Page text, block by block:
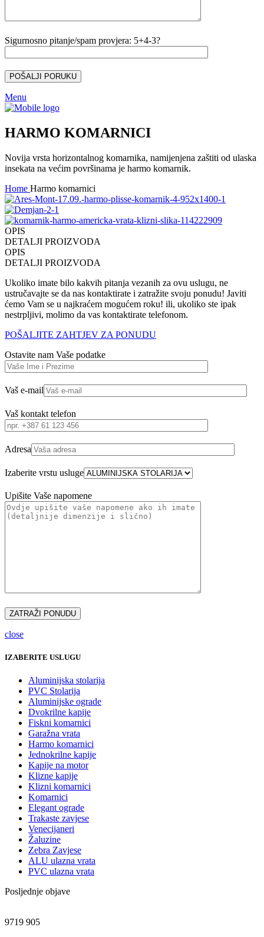
Sigurnosno pitanje/spam provjera: 5+4-3?
Menu
HARMO KOMARNICI
Novija vrsta horizontalnog komarnika, namijenjena zaštiti od ulaska
insekata na većim površinama je harmo komarnik.
Home Harmo komarnici
OPIS
DETALJI PROIZVODA
OPIS
DETALJI PROIZVODA
Ukoliko imate bilo kakvih pitanja vezanih za ovu uslugu, ne
ustručavajte se da nas kontaktirate i zatražite svoju ponudu! Javiti
ćemo Vam se u najkraćem mogućem roku! ili, ukoliko ste ipak
nestrpljivi, molimo da vas kontaktirate telefonom.
POŠALJITE ZAHTJEV ZA PONUDU
Ostavite nam Vaše podatke
Vaš e-mail
Vaš kontakt telefon
Adresa
Izaberite vrstu usluge
Upišite Vaše napomene
close
IZABERITE USLUGU
Aluminijska stolarija
PVC Stolarija
Aluminijske ograde
Dvokrilne kapije
Fiskni komarnici
Garažna vrata
Harmo komarnici
Jednokrilne kapije
Kapije na motor
Klizne kapije
Klizni komarnici
Komarnici
Elegant ograde
Trakaste zavjese
Venecijaneri
Žaluzine
Zebra Zavjese
ALU ulazna vrata
PVC ulazna vrata
Posljednje objave
9719 905